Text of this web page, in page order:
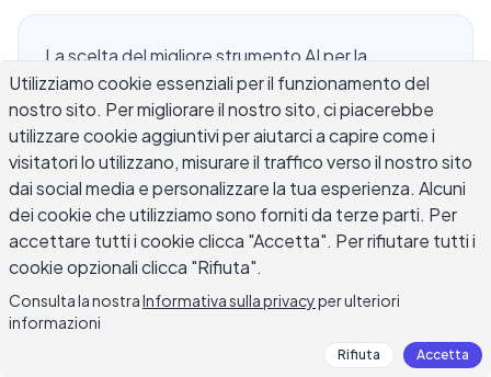
La scelta del migliore strumento AI per la
redazione di proposte dipende dal tipo di
proposte che scrivi e dal livello di controllo che
desideri esercitare sull'output. Un designer
freelance che presenta un progetto di rebrand ha
esigenze diverse da quelle di un responsabile
vendite che invia un preventivo per servizi B2B o
di un direttore no-profit che presenta una
candidatura per finanziamenti federali. Questa
guida copre i criteri che distinguono gli strumenti
utili da quelli che producono solo filler dalla
sonorità elegante, esempi di prompt specifici per
Utilizziamo cookie essenziali per il funzionamento del
nostro sito. Per migliorare il nostro sito, ci piacerebbe
utilizzare cookie aggiuntivi per aiutarci a capire come i
visitatori lo utilizzano, misurare il traffico verso il nostro sito
dai social media e personalizzare la tua esperienza. Alcuni
dei cookie che utilizziamo sono forniti da terze parti. Per
accettare tutti i cookie clicca "Accetta". Per rifiutare tutti i
cookie opzionali clicca "Rifiuta".
Consulta la nostraInformativa sulla privacyper ulteriori
informazioni
Rifiuta Accetta